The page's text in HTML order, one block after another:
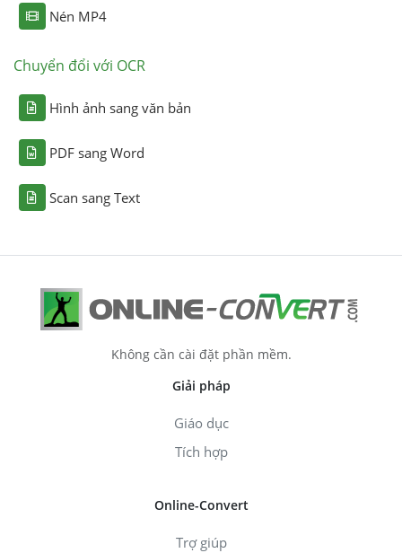
Nén MP4
Chuyển đổi với OCR
Hình ảnh sang văn bản
PDF sang Word
Scan sang Text
Không cần cài đặt phần mềm.
Giải pháp
Giáo dục
Tích hợp
Online-Convert
Trợ giúp